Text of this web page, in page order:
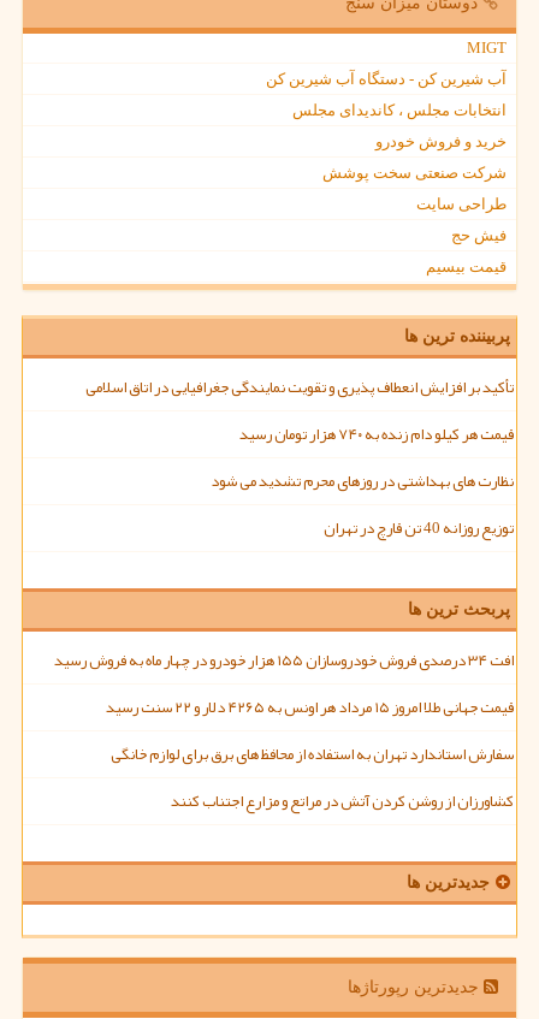
MIGT
آب شیرین کن - دستگاه آب شیرین کن
انتخابات مجلس ، کاندیدای مجلس
خرید و فروش خودرو
شرکت صنعتی سخت پوشش
طراحی سایت
فیش حج
قیمت بیسیم
پربیننده ترین ها
تأکید بر افزایش انعطاف پذیری و تقویت نمایندگی جغرافیایی در اتاق اسلامی
قیمت هر کیلو دام زنده به ۷۴۰ هزار تومان رسید
نظارت های بهداشتی در روزهای محرم تشدید می شود
توزیع روزانه 40 تن قارچ در تهران
پربحث ترین ها
افت ۳۴ درصدی فروش خودروسازان ۱۵۵ هزار خودرو در چهار ماه به فروش رسید
قیمت جهانی طلا امروز ۱۵ مرداد هر اونس به ۴۲۶۵ دلار و ۲۲ سنت رسید
سفارش استاندارد تهران به استفاده از محافظ های برق برای لوازم خانگی
کشاورزان از روشن کردن آتش در مراتع و مزارع اجتناب کنند
جدیدترین ها
جدیدترین رپورتاژها